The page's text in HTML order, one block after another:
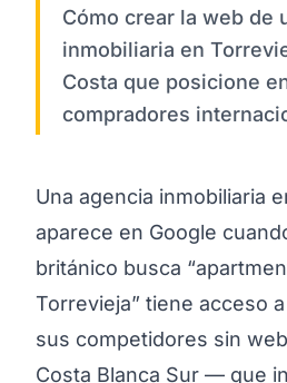
Cómo crear la web de
inmobiliaria en
Costa que posicione
compradores
Una agencia inmobiliaria
aparece en Google
británico busca
Torrevieja” tiene acceso
sus competidores sin
Costa Blanca Sur — que